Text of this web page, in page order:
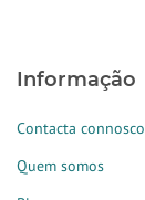
Informação
Contacta connosco
Quem somos